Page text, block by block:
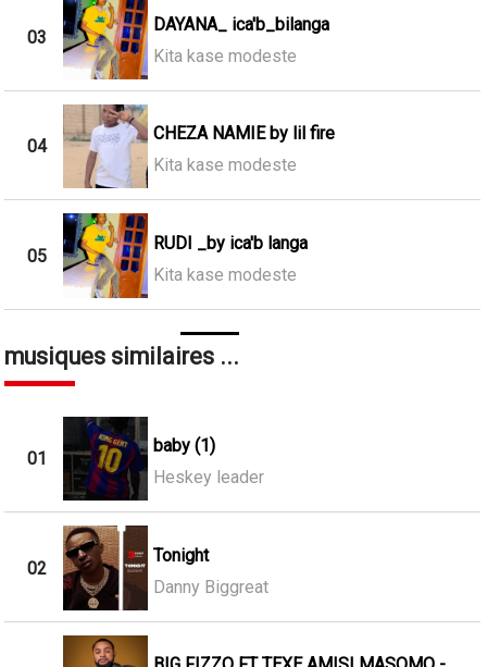
03
DAYANA_ ica'b_bilanga
Kita kase modeste
04
CHEZA NAMIE by lil fire
Kita kase modeste
05
RUDI _by ica'b langa
Kita kase modeste
musiques similaires ...
01
baby (1)
Heskey leader
02
Tonight
Danny Biggreat